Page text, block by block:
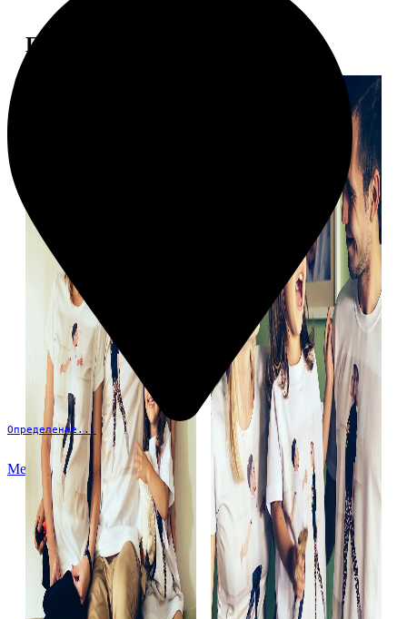
Определение...
Меню
Примеры работ